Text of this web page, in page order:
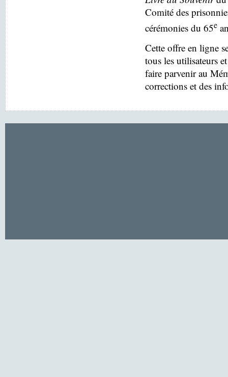
Comité des
cérémonies du 65e
Cette offre en ligne
tous les utilisateurs
faire parvenir au
corrections et des